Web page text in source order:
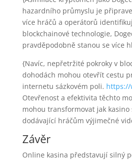
hazardního průmyslu je
více hráčů a operátorů
blockchainové technologie,
pravděpodobně stanou se více
{Navíc, nepřetržité pokroky v
dohodách mohou otevřít cestu
internetu sázkovém poli. https://
Otevřenost a efektivita těchto
mohou transformovat jak kasino
dodávající hráčům výjimečné
Závěr
Online kasina představují silný